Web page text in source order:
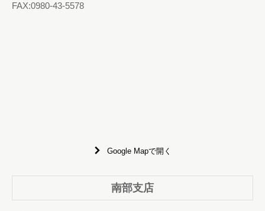
FAX:0980-43-5578
Google Mapで開く
南部支店